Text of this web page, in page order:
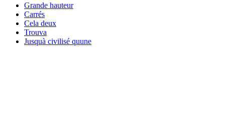
Grande hauteur
Carrés
Cela deux
Trouva
Jusquà civilisé quune